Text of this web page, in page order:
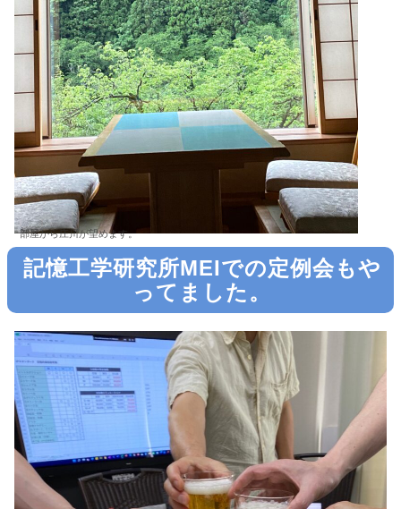
部屋から庄川が望めます。
記憶工学研究所MEIでの定例会もや
ってました。